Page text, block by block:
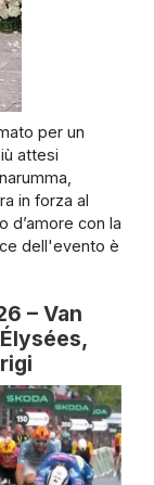
per un
attesi
in forza al
d’amore con la
dell'evento è
– Van